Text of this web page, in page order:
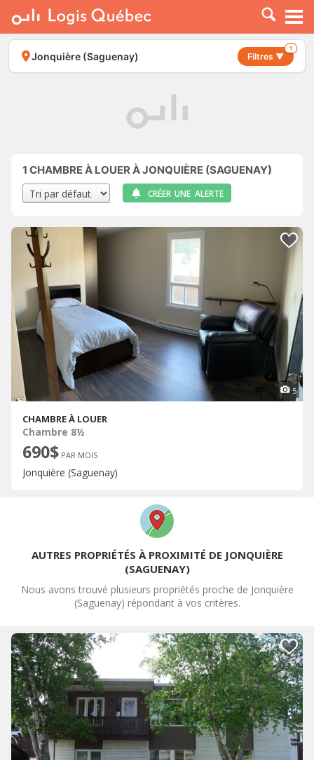
À LOUER
À VENDRE
PLACER UNE ANNONCE
Jonquière (Saguenay) Filtres ▼
1
1 CHAMBRE À LOUER À JONQUIÈRE (SAGUENAY)
CRÉER UNE ALERTE
5
CHAMBRE À LOUER
Chambre 8½
690$ PAR MOIS
Jonquière (Saguenay)
AUTRES PROPRIÉTÉS À PROXIMITÉ DE JONQUIÈRE
(SAGUENAY)
Nous avons trouvé plusieurs propriétés proche de Jonquière
(Saguenay) répondant à vos critères.